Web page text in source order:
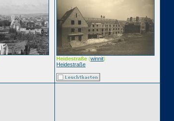
Heidestraße (winnit)
Heidestraße